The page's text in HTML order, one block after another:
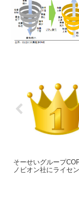
そーせいグループ
ノビオン社にライセ